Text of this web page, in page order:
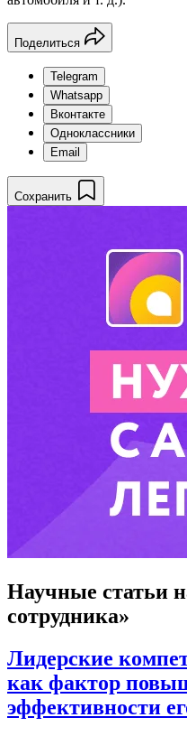
Поделиться
Telegram
Whatsapp
Вконтакте
Одноклассники
Email
Сохранить
Научные статьи
сотрудника»
Лидерские
как фактор
эффективности